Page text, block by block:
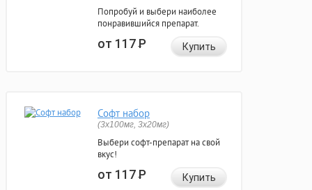
Попробуй и выбери наиболее
понравившийся препарат.
от 117Р Купить
Софт набор
(3x100мг, 3x20мг)
Выбери софт-препарат на свой
вкус!
от 117Р Купить